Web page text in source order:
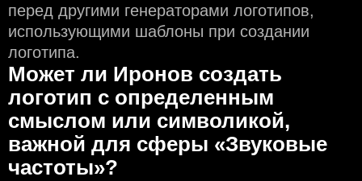
перед другими генераторами логотипов,
использующими шаблоны при создании
логотипа.
Может ли Иронов создать
логотип с определeнным
смыслом или символикой,
важной для сферы «Звуковые
частоты»?